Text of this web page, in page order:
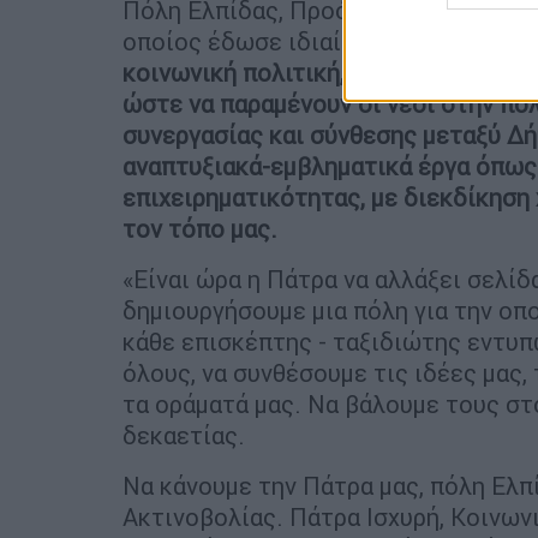
Πόλη Ελπίδας, Προόδου, Ευημερίας
οποίος έδωσε ιδιαίτερη
βαρύτητα
κοινωνική πολιτική, στην αύξηση
ώστε να παραμένουν οι νέοι στην
συνεργασίας και σύνθεσης μεταξύ
αναπτυξιακά-εμβληματικά έργα
επιχειρηματικότητας, με
τον τόπο μας.
«Είναι ώρα η Πάτρα να αλλάξει
δημιουργήσουμε μια πόλη για την
κάθε επισκέπτης - ταξιδιώτης
όλους, να συνθέσουμε τις ιδέες μας,
τα οράματά μας. Να βάλουμε τους
δεκαετίας.
Να κάνουμε την Πάτρα μας, πόλη
Ακτινοβολίας. Πάτρα Ισχυρή,